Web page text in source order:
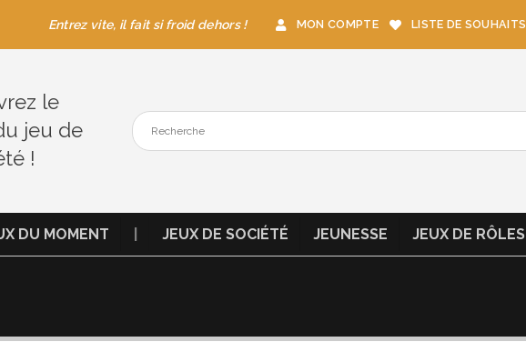
Entrez vite, il fait si froid dehors ! MON COMPTE LISTE DE SOUHAITS
le
jeu de
!
DU MOMENT JEUX DE SOCIÉTÉ JEUNESSE JEUX DE RÔLES